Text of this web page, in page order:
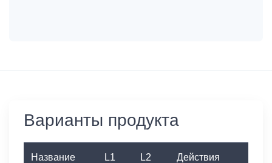
Варианты продукта
Название L1 L2 Действия